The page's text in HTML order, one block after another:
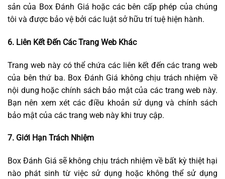
sản của Box Đánh Giá hoặc các bên cấp phép của chúng
tôi và được bảo vệ bởi các luật sở hữu trí tuệ hiện hành.
6. Liên Kết Đến Các Trang Web Khác
Trang web này có thể chứa các liên kết đến các trang web
của bên thứ ba. Box Đánh Giá không chịu trách nhiệm về
nội dung hoặc chính sách bảo mật của các trang web này.
Bạn nên xem xét các điều khoản sử dụng và chính sách
bảo mật của các trang web này khi truy cập.
7. Giới Hạn Trách Nhiệm
Box Đánh Giá sẽ không chịu trách nhiệm về bất kỳ thiệt hại
nào phát sinh từ việc sử dụng hoặc không thể sử dụng